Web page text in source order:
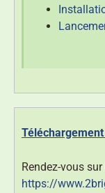
Rendez-vous
https://